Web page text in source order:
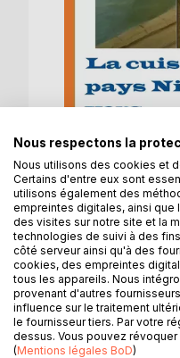
DESCRIPTION
les recettes
Nous respectons la
Nous utilisons des cookies et
Certains d'entre eux sont
utilisons également des
empreintes digitales, ainsi que
des visites sur notre site et la
technologies de suivi à des
côté serveur ainsi qu'à des
cookies, des empreintes
tous les appareils. Nous
provenant d'autres
influence sur le traitement
le fournisseur tiers. Par votre
dessus. Vous pouvez
(Mentions légales BoD)